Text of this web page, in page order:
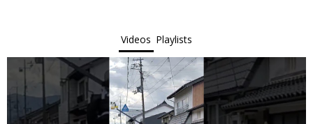
Videos Playlists